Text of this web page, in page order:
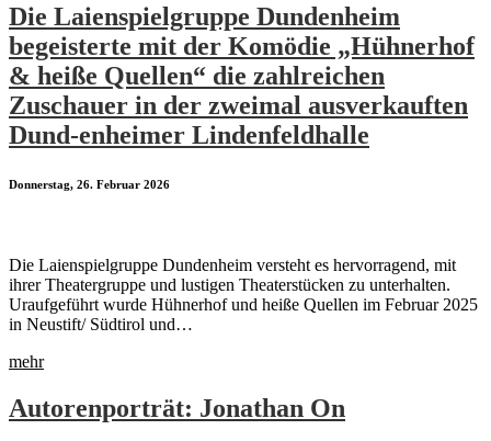
Die Laienspielgruppe Dundenheim
begeisterte mit der Komödie „Hühnerhof
& heiße Quellen“ die zahlreichen
Zuschauer in der zweimal ausverkauften
Dund-enheimer Lindenfeldhalle
Donnerstag, 26. Februar 2026
Die Laienspielgruppe Dundenheim versteht es hervorragend, mit
ihrer Theatergruppe und lustigen Theaterstücken zu unterhalten.
Uraufgeführt wurde Hühnerhof und heiße Quellen im Februar 2025
in Neustift/ Südtirol und…
mehr
Autorenporträt: Jonathan On